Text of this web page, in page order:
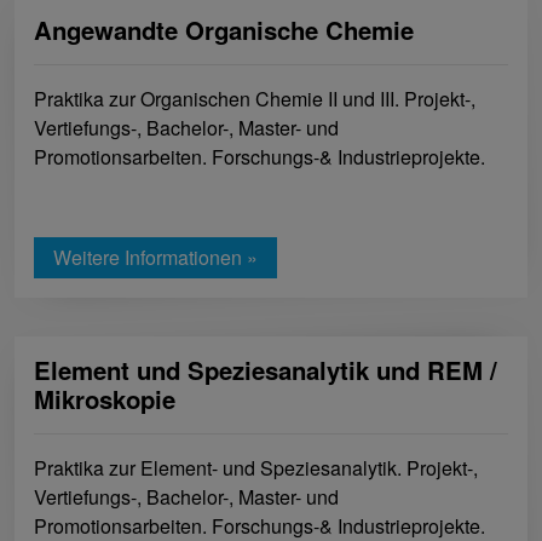
Angewandte Organische Chemie
Praktika zur Organischen Chemie II und III. Projekt-,
Vertiefungs-, Bachelor-, Master- und
Promotionsarbeiten. Forschungs-& Industrieprojekte.
Weitere Informationen »
Element und Speziesanalytik und REM /
Mikroskopie
Praktika zur Element- und Speziesanalytik. Projekt-,
Vertiefungs-, Bachelor-, Master- und
Promotionsarbeiten. Forschungs-& Industrieprojekte.